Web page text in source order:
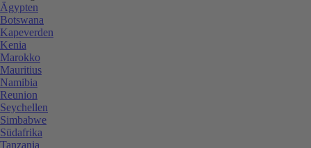
Ägypten
Botswana
Kapeverden
Kenia
Marokko
Mauritius
Namibia
Reunion
Seychellen
Simbabwe
Südafrika
Tanzania